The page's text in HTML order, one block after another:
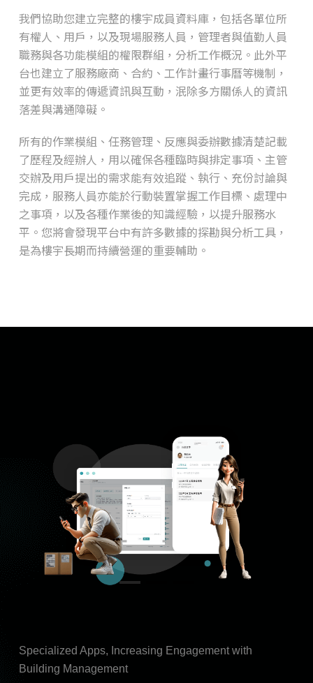
我們協助您建立完整的樓宇成員資料庫，包括各單位所
有權人、用戶，以及現場服務人員，管理者與值勤人員
職務與各功能模組的權限群組，分析工作概況。此外平
台也建立了服務廠商、合約、工作計畫行事曆等機制，
並更有效率的傳遞資訊與互動，泯除多方關係人的資訊
落差與溝通障礙。
所有的作業模組、任務管理、反應與委辦數據清楚記載
了歷程及經辦人，用以確保各種臨時與排定事項、主管
交辦及用戶提出的需求能有效追蹤、執行、充份討論與
完成，服務人員亦能於行動裝置掌握工作目標、處理中
之事項，以及各種作業後的知識經驗，以提升服務水
平。您將會發現平台中有許多數據的探勘與分析工具，
是為樓宇長期而持續營運的重要輔助。
Specialized Apps, Increasing Engagement with
Building Management